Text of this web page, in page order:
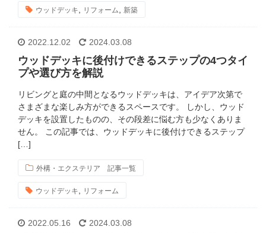
ウッドデッキ リフォーム 新築
2022.12.02 2024.03.08
ウッドデッキに後付けできるステップの4つタイ
プや選び方を解説
リビングと庭の中間となるウッドデッキは、アイデア次第で
さまざまな楽しみ方ができるスペースです。 しかし、ウッド
デッキを設置したものの、その段差に悩む方も少なくありま
せん。 この記事では、ウッドデッキに後付けできるステップ
[…]
外構・エクステリア 記事一覧
ウッドデッキ リフォーム
2022.05.16 2024.03.08